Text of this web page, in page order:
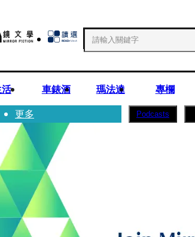
車錶酒 瑪法達 專欄
更多 Podcasts